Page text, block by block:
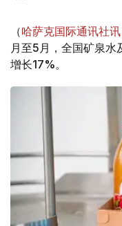
（哈萨克国际通讯社讯
月至5月，全国矿泉水
增长17%。